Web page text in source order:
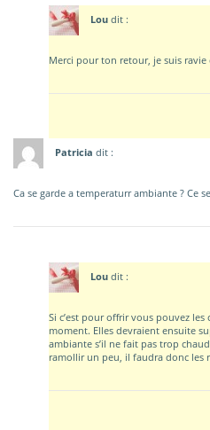
Lou dit :
Merci pour ton retour, je suis ravie
Patricia dit :
Ca se garde a temperaturr ambiante ? Ce
Lou dit :
Si c’est pour offrir vous pouvez
moment. Elles devraient ensuite
ambiante s’il ne fait pas trop
ramollir un peu, il faudra donc les